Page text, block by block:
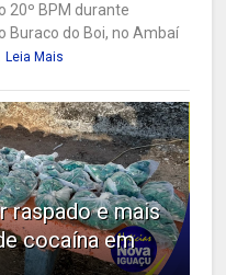
20º BPM durante
Buraco do Boi, no Ambaí
Leia Mais
raspado e mais
cocaína em